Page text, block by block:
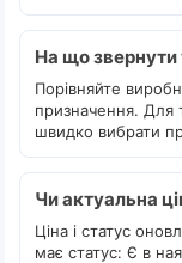
На що звернути
Порівняйте
призначення. Для
швидко вибрати
Чи актуальна
Ціна і статус
має статус: Є в